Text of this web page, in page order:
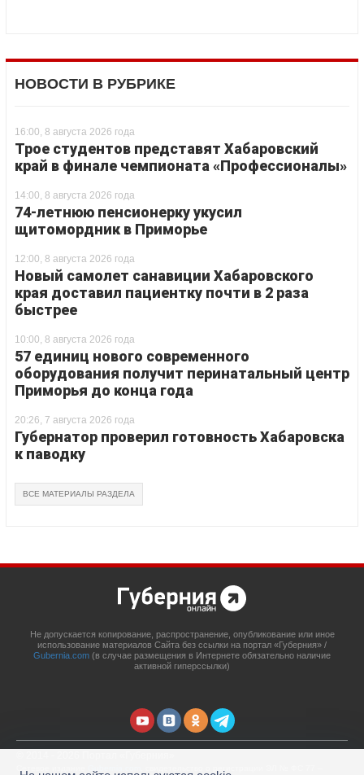
НОВОСТИ В РУБРИКЕ
16:00, 8 августа 2026 года
Трое студентов представят Хабаровский
край в финале чемпионата «Профессионалы»
14:00, 8 августа 2026 года
74-летнюю пенсионерку укусил
щитомордник в Приморье
12:00, 8 августа 2026 года
Новый самолет санавиции Хабаровского
края доставил пациентку почти в 2 раза
быстрее
10:00, 8 августа 2026 года
57 единиц нового современного
оборудования получит перинатальный центр
Приморья до конца года
20:26, 7 августа 2026 года
Губернатор проверил готовность Хабаровска
к паводку
ВСЕ МАТЕРИАЛЫ РАЗДЕЛА
Не допускается копирование, распространение, опубликование или иное
использование материалов Сайта без ссылки на портал «Губерния» /
Gubernia.com (в случае размещения в Интернете обязательно наличие
активной гиперссылки)